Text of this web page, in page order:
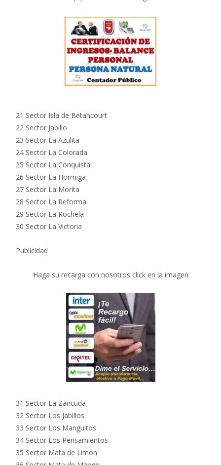
21 Sector Isla de Betancourt
22 Sector Jabillo
23 Sector La Azulita
24 Sector La Colorada
25 Sector La Conquista
26 Sector La Hormiga
27 Sector La Morita
28 Sector La Reforma
29 Sector La Rochela
30 Sector La Victoria
Publicidad
Haga su recarga con nosotros click en la imagen
31 Sector La Zancuda
32 Sector Los Jabillos
33 Sector Los Manguitos
34 Sector Los Pensamientos
35 Sector Mata de Limón